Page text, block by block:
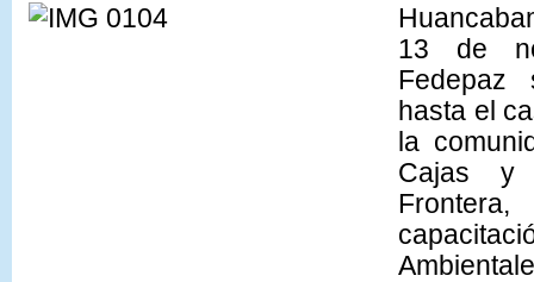
13 de
Fedepaz
hasta el
la
Cajas y